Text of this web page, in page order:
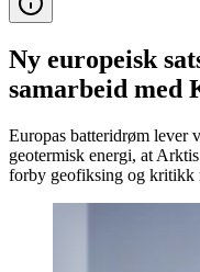
Ny europeisk
samarbeid med
Europas batteridrøm lever
geotermisk energi, at
forby geofiksing og